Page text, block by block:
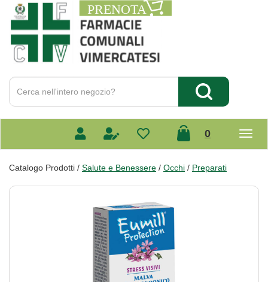
Farmacia
Comunale
Cerca
Prodotto
Cerca Prodotto
0prodotti
Catalogo Prodotti / Salute e Benessere / Occhi / Preparati